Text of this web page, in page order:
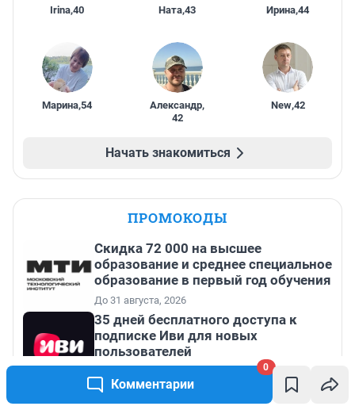
Комментарии
0
Irina,40 Ната,43 Ирина,44
Марина,54 Александр,
42
New,42
Начать знакомиться
ПРОМОКОДЫ
Скидка 72 000 на высшее
образование и среднее специальное
образование в первый год обучения
До 31 августа, 2026
35 дней бесплатного доступа к
подписке Иви для новых
пользователей
Скидка 10% на ВО и СПО в первый
год обучения